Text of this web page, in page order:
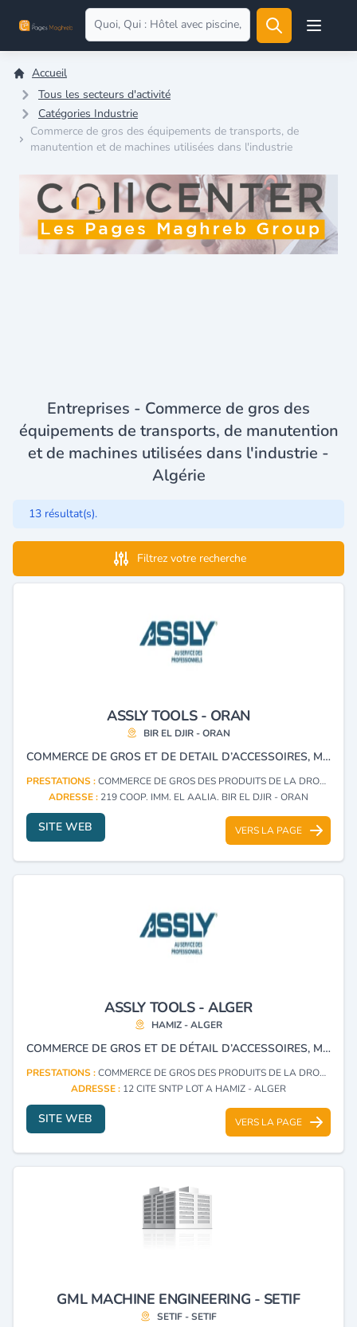
Open
Accueil
Tous les secteurs d'activité
Catégories Industrie
Commerce de gros des équipements de transports, de
manutention et de machines utilisées dans l'industrie
Entreprises - Commerce de gros des
équipements de transports, de manutention
et de machines utilisées dans l'industrie -
Algérie
13 résultat(s).
Filtrez votre recherche
ASSLY TOOLS - ORAN
BIR EL DJIR - ORAN
COMMERCE DE GROS ET DE DETAIL D’ACCESSOIRES, MACHINES-OUTILS, INSTRUMENTS DE MESURE, MATERIEL ELECTROPORTATIF, ARTICLES DE DROGUERIE ET QUINCAILLERIE. SPECIALISEE EGALEMENT EN OUTILLAGE A MAIN, EQUIPEMENTS DE SECURITE, BOULONNERIE, MATERIEL DE MANUTENTION ET PRODUITS D’ELECTRICITE.
PRESTATIONS :COMMERCE DE GROS DES PRODUITS DE LA DROGUERIE, PRODUITS D'HYGIÈNE, D'ENTRETIEN DOMESTIQUE, PROFESSIONNEL ET AUTRES PRODUITS SIMILAIRES
ADRESSE : 219 COOP. IMM. EL AALIA. BIR EL DJIR - ORAN
SITE WEB VERS LA PAGE
ASSLY TOOLS - ALGER
HAMIZ - ALGER
COMMERCE DE GROS ET DE DÉTAIL D’ACCESSOIRES, MACHINES-OUTILS, INSTRUMENTS DE MESURE, MATÉRIEL ÉLECTROPORTATIF, ARTICLES DE DROGUERIE ET QUINCAILLERIE. SPÉCIALISÉE ÉGALEMENT EN OUTILLAGE À MAIN, ÉQUIPEMENTS DE SÉCURITÉ, BOULONNERIE, MATÉRIEL DE MANUTENTION ET PRODUITS D’ÉLECTRICITÉ.
PRESTATIONS :COMMERCE DE GROS DES PRODUITS DE LA DROGUERIE, PRODUITS D'HYGIÈNE, D'ENTRETIEN DOMESTIQUE, PROFESSIONNEL ET AUTRES PRODUITS SIMILAIRES
ADRESSE : 12 CITE SNTP LOT A HAMIZ - ALGER
SITE WEB VERS LA PAGE
GML MACHINE ENGINEERING - SETIF
SETIF - SETIF